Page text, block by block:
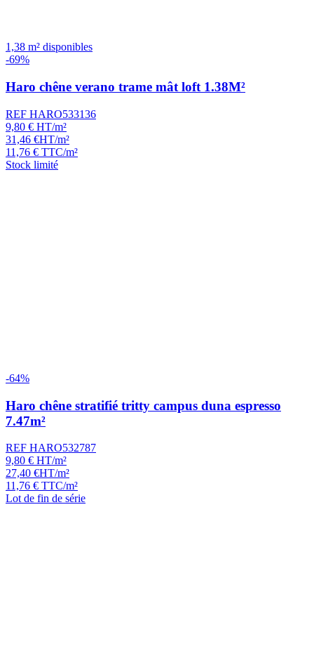
1,38 m² disponibles
-69%
Haro chêne verano trame mât loft 1.38M²
REF HARO533136
9,80 € HT/m²
31,46 €HT/m²
11,76 € TTC/m²
Stock limité
-64%
Haro chêne stratifié tritty campus duna espresso
7.47m²
REF HARO532787
9,80 € HT/m²
27,40 €HT/m²
11,76 € TTC/m²
Lot de fin de série